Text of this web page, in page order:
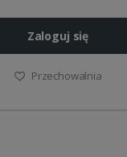
Zaloguj się
Przechowalnia